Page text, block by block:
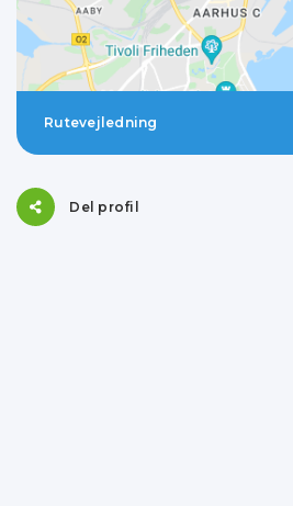
Rutevejledning
Del profil